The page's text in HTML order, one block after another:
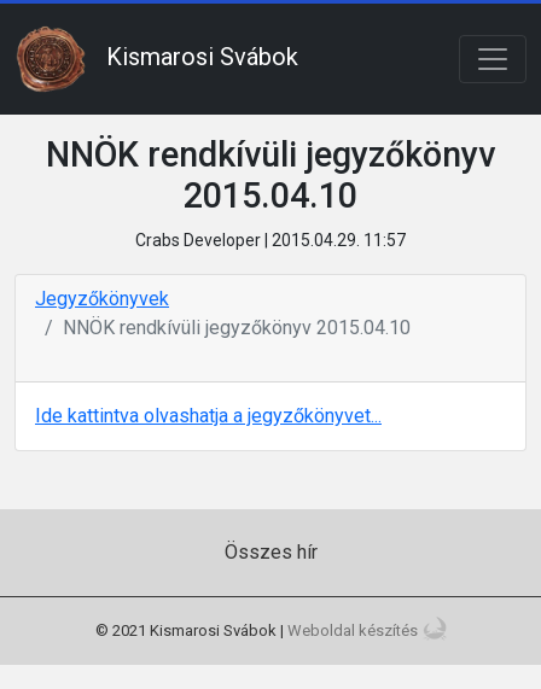
Kismarosi Svábok
NNÖK rendkívüli jegyzőkönyv
2015.04.10
Crabs Developer | 2015.04.29. 11:57
Jegyzőkönyvek
NNÖK rendkívüli jegyzőkönyv 2015.04.10
Ide kattintva olvashatja a jegyzőkönyvet...
Összes hír
© 2021 Kismarosi Svábok | Weboldal készítés